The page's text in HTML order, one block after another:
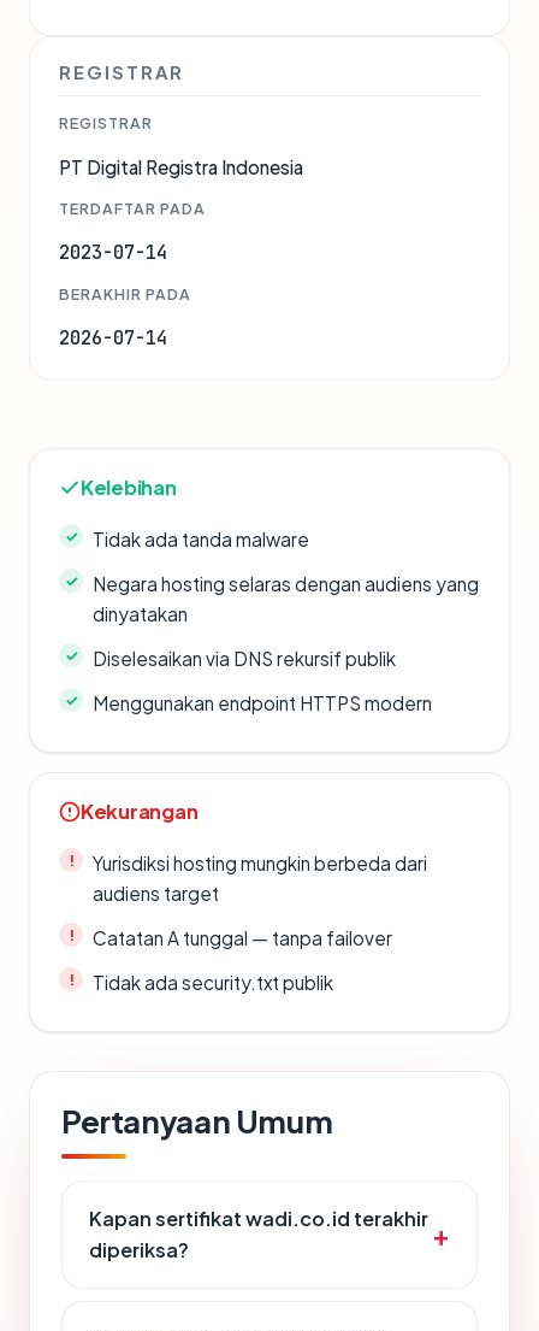
REGISTRAR
REGISTRAR
PT Digital Registra Indonesia
TERDAFTAR PADA
2023-07-14
BERAKHIR PADA
2026-07-14
Kelebihan
Tidak ada tanda malware
Negara hosting selaras dengan audiens yang
dinyatakan
Diselesaikan via DNS rekursif publik
Menggunakan endpoint HTTPS modern
Kekurangan
Yurisdiksi hosting mungkin berbeda dari
audiens target
Catatan A tunggal — tanpa failover
Tidak ada security.txt publik
Pertanyaan Umum
Kapan sertifikat wadi.co.id terakhir
diperiksa?